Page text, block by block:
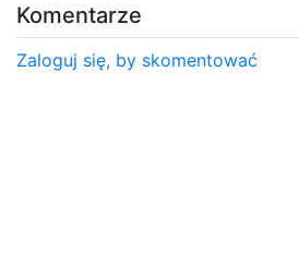
Komentarze
Zaloguj się, by skomentować